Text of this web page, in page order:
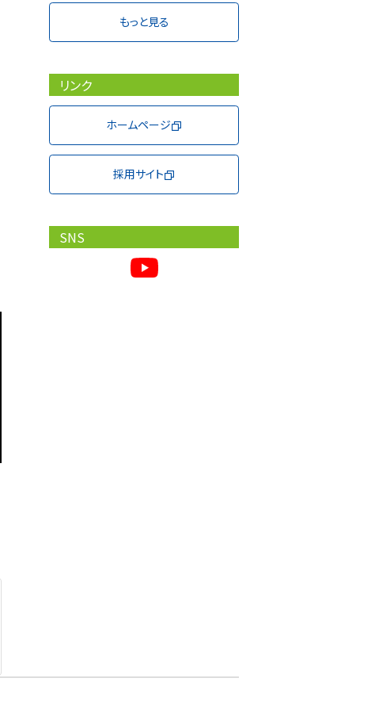
もっと見る
リンク
ホームページ
採用サイト
SNS